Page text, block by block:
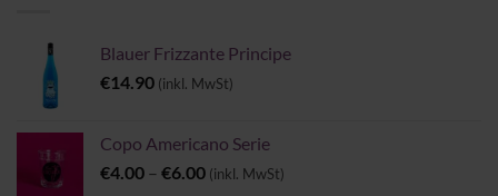
Blauer Frizzante Principe
€14.90 (inkl. MwSt)
Copo Americano Serie
€4.00 – €6.00Preisspanne:
(inkl. MwSt)